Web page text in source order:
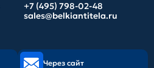
+7 (495) 798-02-48
sales@belkiantitela.ru
Через сайт